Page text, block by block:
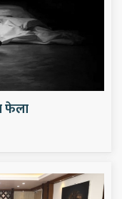
फेला